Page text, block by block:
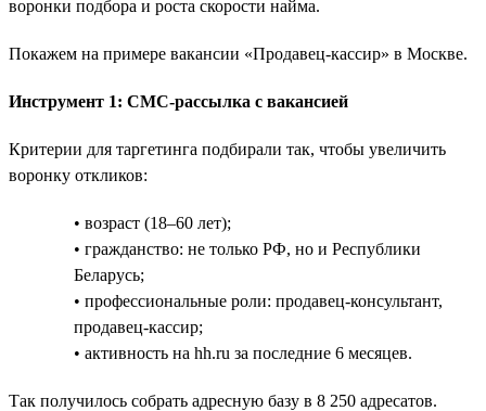
воронки подбора и роста скорости найма.
Покажем на примере вакансии «Продавец-кассир» в Москве.
Инструмент 1: СМС-рассылка с вакансией
Критерии для таргетинга подбирали так, чтобы увеличить
воронку откликов:
• возраст (18–60 лет);
• гражданство: не только РФ, но и Республики
Беларусь;
• профессиональные роли: продавец-консультант,
продавец-кассир;
• активность на hh.ru за последние 6 месяцев.
Так получилось собрать адресную базу в 8 250 адресатов.